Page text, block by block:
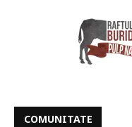
COMUNITATE